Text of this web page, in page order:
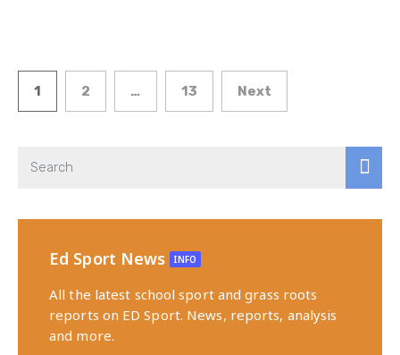
1 2 … 13 Next
Ed Sport News INFO
All the latest school sport and grass roots
reports on ED Sport. News, reports, analysis
and more.